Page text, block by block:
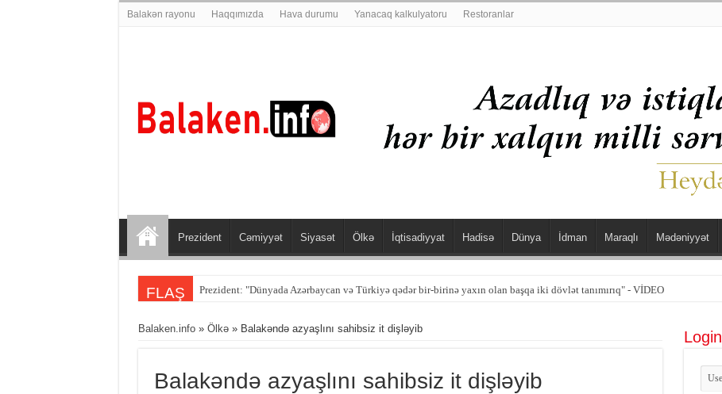
Balakən rayonu Haqqımızda Hava durumu Yanacaq kalkulyatoru Restoranlar
Prezident Cəmiyyət Siyasət Ölkə İqtisadiyyat Hadisə Dünya İdman Maraqlı Mədəniyyət
FLAŞ Prezident: "Dünyada Azərbaycan və Türkiyə qədər bir-birinə yaxın olan başqa iki dövlət tanımırıq" - VİDEO
Balaken.info» Ölkə» Balakəndə azyaşlını sahibsiz it dişləyib
Balakəndə azyaşlını sahibsiz it dişləyib
Login